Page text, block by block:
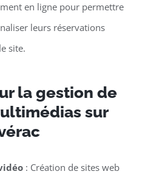
en ligne pour permettre
leurs réservations
site.
la gestion de
sur
: Création de sites web